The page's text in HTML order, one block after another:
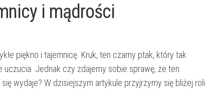
i mądrości
piękno⁤ i ⁤tajemnicę. Kruk, ten ⁣czarny ptak, który tak
Jednak czy zdajemy sobie sprawę,‍ że ten
wydaje? W dzisiejszym‍ artykule przyjrzymy się bliżej​ roli